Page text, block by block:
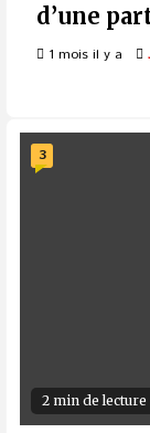
d’une
1 mois il y a
2 min de lecture
3